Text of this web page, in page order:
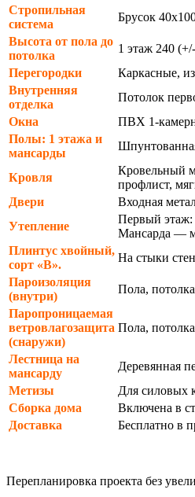
Стропильная
система
Брусок
Высота от пола до
потолка
1 этаж 240
Перегородки
Каркасные,
Внутренняя
отделка
Потолок
Окна
ПВХ 1-
Полы: 1 этажа и
мансарды
Кровля
Кровельный
профлист,
Двери
Входная
Утепление
Первый этаж:
Мансарда —
Плинтус хвойный,
сорт «В».
На стыки
Пароизоляция
(внутри)
Пола,
Паропроницаемая
ветровлагозащита
(снаружи)
Пола,
Лестница на
мансарду
Деревянная
Метизы
Для силовых
Сборка дома
Включена в
Доставка
Бесплатно в
Перепланировка проекта без